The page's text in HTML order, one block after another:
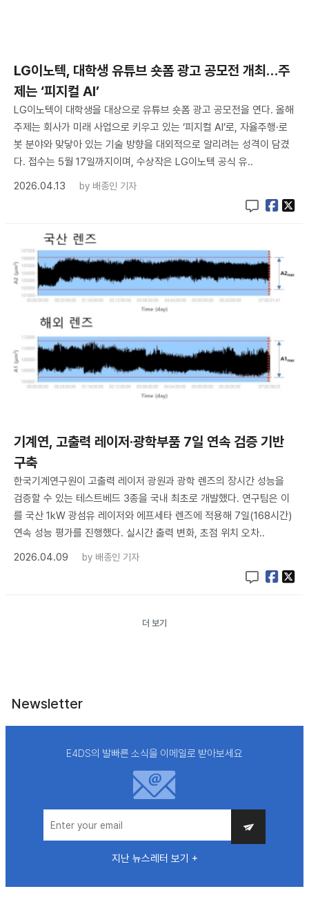
LG이노텍, 대학생 유튜브 숏폼 광고 공모전 개최…주
제는 ‘피지컬 AI’
LG이노텍이 대학생을 대상으로 유튜브 숏폼 광고 공모전을 연다. 올해
주제는 회사가 미래 사업으로 키우고 있는 ‘피지컬 AI’로, 자율주행·로
봇 분야와 맞닿아 있는 기술 방향을 대외적으로 알리려는 성격이 담겼
다. 접수는 5월 17일까지이며, 수상작은 LG이노텍 공식 유..
2026.04.13
by 배종인 기자
기계연, 고출력 레이저·광학부품 7일 연속 검증 기반
구축
한국기계연구원이 고출력 레이저 광원과 광학 렌즈의 장시간 성능을
검증할 수 있는 테스트베드 3종을 국내 최초로 개발했다. 연구팀은 이
를 국산 1kW 광섬유 레이저와 에프세타 렌즈에 적용해 7일(168시간)
연속 성능 평가를 진행했다. 실시간 출력 변화, 초점 위치 오차..
2026.04.09
by 배종인 기자
더 보기
Newsletter
E4DS의 발빠른 소식을 이메일로 받아보세요
지난 뉴스레터 보기 +